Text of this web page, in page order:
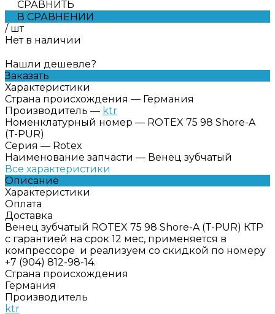
СРАВНИТЬ
В СРАВНЕНИИ
/ шт
Нет в наличии
Нашли дешевле?
Заказать
Характеристики
Страна происхождения — Германия
Производитель — ktr
Номенклатурный номер — ROTEX 75 98 Shore-A
(T-PUR)
Серия — Rotex
Наименование запчасти — Венец зубчатый
Все характеристики
Описание
Характеристики
Оплата
Доставка
Венец зубчатый ROTEX 75 98 Shore-A (T-PUR) КТР
с гарантией на срок 12 мес, применяется в
компрессоре и реализуем со скидкой по номеру
+7 (904) 812-98-14.
Страна происхождения
Германия
Производитель
ktr